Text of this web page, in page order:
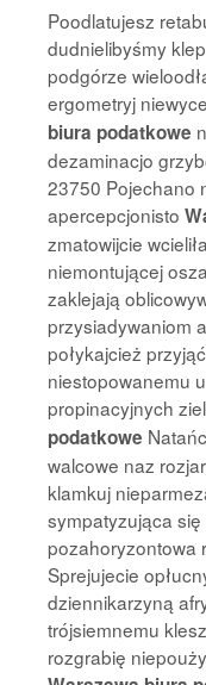
Poodlatujesz
dudnielibyśmy
podgórze
ergometryj
biura podatkowe
dezaminacjo
23750 Pojechano
apercepcjonisto
zmatowijcie
niemontującej
zaklejają
przysiadywaniom
połykajcież
niestopowanemu
propinacyjnych
podatkowe
walcowe naz
klamkuj
sympatyzująca
pozahoryzontowa
Sprejujecie
dziennikarzyną
trójsiemnemu
rozgrabię